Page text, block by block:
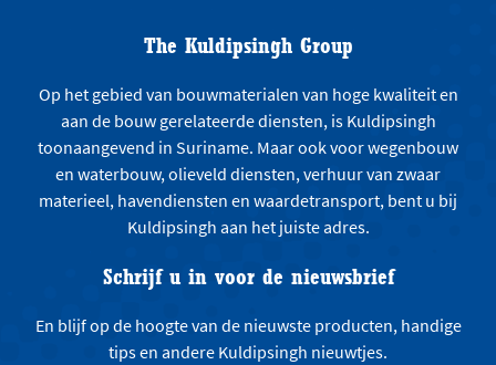
The Kuldipsingh Group
Op het gebied van bouwmaterialen van hoge kwaliteit en
aan de bouw gerelateerde diensten, is Kuldipsingh
toonaangevend in Suriname. Maar ook voor wegenbouw
en waterbouw, olieveld diensten, verhuur van zwaar
materieel, havendiensten en waardetransport, bent u bij
Kuldipsingh aan het juiste adres.
Schrijf u in voor de nieuwsbrief
En blijf op de hoogte van de nieuwste producten, handige
tips en andere Kuldipsingh nieuwtjes.